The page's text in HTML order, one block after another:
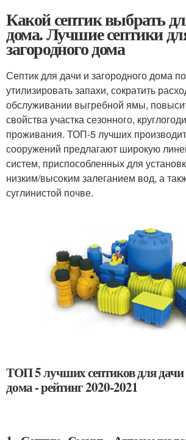
Какой септик выбрать
дома. Лучшие септики
загородного дома
Септик для дачи и загородного дома
утилизировать запахи, сократить
обслуживании выгребной ямы,
свойства участка сезонного,
проживания. ТОП-5 лучших
сооружений предлагают широкую
систем, приспособленных для
низким/высоким залеганием вод, а
суглинистой почве.
ТОП 5 лучших септиков для дачи
дома - рейтинг 2020-2021